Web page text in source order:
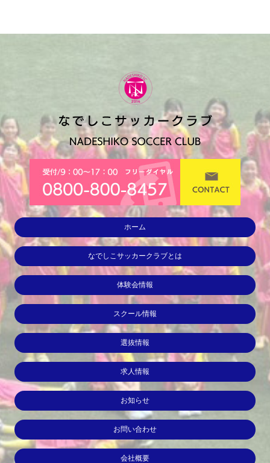
ホーム
なでしこサッカークラブとは
体験会情報
スクール情報
選抜情報
求人情報
お知らせ
お問い合わせ
会社概要